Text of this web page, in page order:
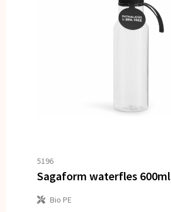
5196
Sagaform waterfles 600ml
Bio PE